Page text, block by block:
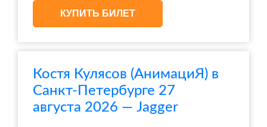
КУПИТЬ БИЛЕТ
Костя Кулясов (АнимациЯ) в
Санкт-Петербурге 27
августа 2026 — Jagger